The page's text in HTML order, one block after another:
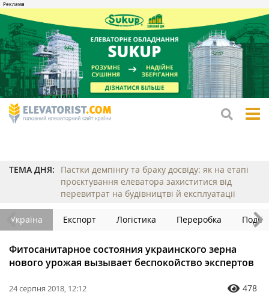
ТЕМА ДНЯ:
Пастки демпінгу та браку досвіду: як на етапі
проєктування елеватора захиститися від
перевитрат на будівництві й експлуатації
Україна Експорт Логістика Переробка Події
Фитосанитарное состояния украинского зерна
нового урожая вызывает беспокойство экспертов
24 серпня 2018, 12:12 478